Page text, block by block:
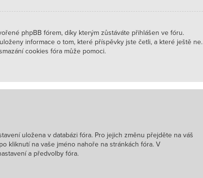
phpBB fórem, díky kterým zůstáváte přihlášen ve fóru.
informace o tom, které příspěvky jste četli, a které ještě ne.
cookies fóra může pomoci.
uložena v databázi fóra. Pro jejich změnu přejděte na váš
kliknutí na vaše jméno nahoře na stránkách fóra. V
a předvolby fóra.